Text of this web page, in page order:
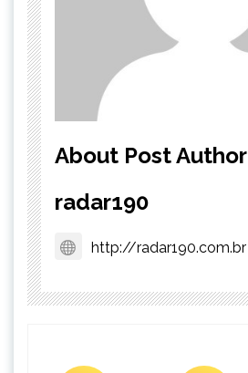
About Post Author
radar190
http://radar190.com.br